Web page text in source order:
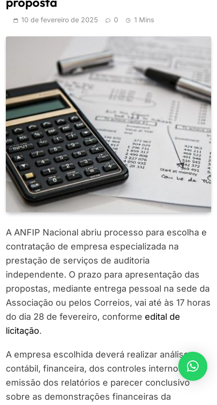
10 de fevereiro de 2025 0 1 Mins
A ANFIP Nacional abriu processo para escolha e
contratação de empresa especializada na
prestação de serviços de auditoria
independente. O prazo para apresentação das
propostas, mediante entrega pessoal na sede da
Associação ou pelos Correios, vai até às 17 horas
do dia 28 de fevereiro, conforme edital de
licitação.
A empresa escolhida deverá realizar análises
contábil, financeira, dos controles internos e
emissão dos relatórios e parecer conclusivo
sobre as demonstrações financeiras da